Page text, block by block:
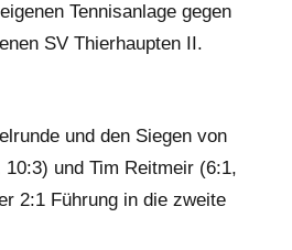
Tennisanlage gegen
SV Thierhaupten II.
und den Siegen von
und Tim Reitmeir (6:1,
2:1 Führung in die zweite